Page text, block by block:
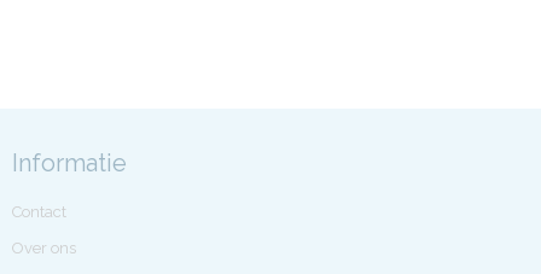
Informatie
Contact
Over ons